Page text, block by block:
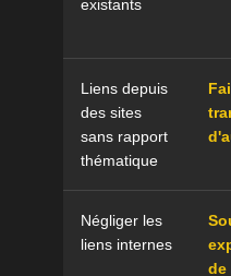
existants
Liens depuis
des sites
sans rapport
thématique
Négliger les
liens internes
de